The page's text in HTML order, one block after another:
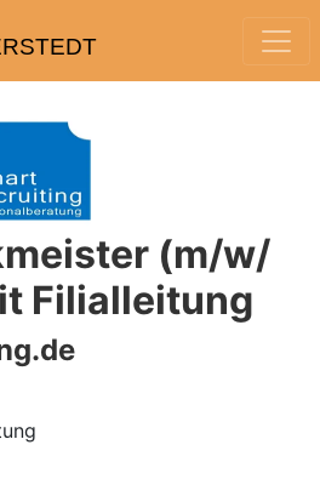
(m/w/
Filialleitung